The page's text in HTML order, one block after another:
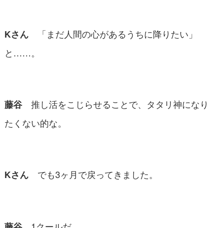
Kさん「まだ人間の心があるうちに降りたい」
と……。
藤谷 推し活をこじらせることで、タタリ神になり
たくない的な。
Kさんでも3ヶ月で戻ってきました。